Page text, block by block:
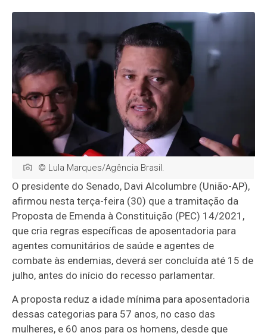
© Lula Marques/Agência Brasil.
O presidente do Senado, Davi Alcolumbre (União-AP),
afirmou nesta terça-feira (30) que a tramitação da
Proposta de Emenda à Constituição (PEC) 14/2021,
que cria regras específicas de aposentadoria para
agentes comunitários de saúde e agentes de
combate às endemias, deverá ser concluída até 15 de
julho, antes do início do recesso parlamentar.
A proposta reduz a idade mínima para aposentadoria
dessas categorias para 57 anos, no caso das
mulheres, e 60 anos para os homens, desde que